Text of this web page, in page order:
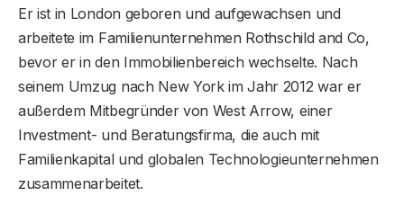
Er ist in London geboren und aufgewachsen und
arbeitete im Familienunternehmen Rothschild and Co,
bevor er in den Immobilienbereich wechselte. Nach
seinem Umzug nach New York im Jahr 2012 war er
außerdem Mitbegründer von West Arrow, einer
Investment- und Beratungsfirma, die auch mit
Familienkapital und globalen Technologieunternehmen
zusammenarbeitet.